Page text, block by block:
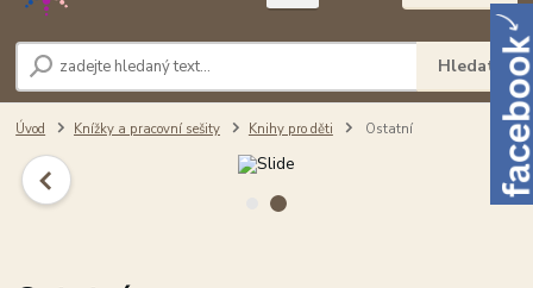
Hledat
Úvod Knížky a pracovní sešity Knihy pro děti Ostatní